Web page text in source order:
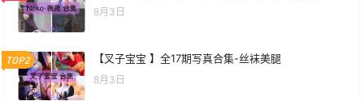
8月3日
TOP2 【叉子宝宝 】全17期写真合集-丝袜美腿
8月3日